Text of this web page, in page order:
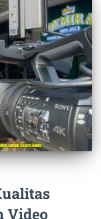
Video